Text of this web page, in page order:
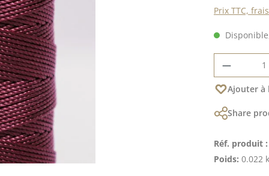
Prix TTC,
Ajouter à
Share
Réf. produit
Poids: 0.022